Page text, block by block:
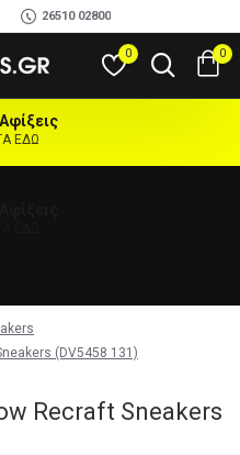
26510 02800
0 0
(DV5458 131)
ΕΔΩ
Recraft Sneakers